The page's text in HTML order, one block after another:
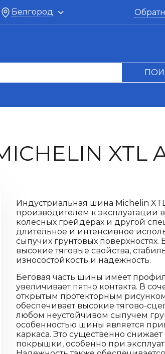
Белгород
XTL
Индустриальная шина Michelin
производителем к эксплуатации
колесных грейдерах и другой
длительное и интенсивное
сыпучих грунтовых поверхностях.
высокие тяговые свойства,
износостойкость и надежность.
Беговая часть шины имеет
увеличивает пятно контакта. В
открытым протекторным
обеспечивает высокие тягово-
любом неустойчивом сыпучем
особенностью шины является
каркаса. Это существенно
покрышки, особенно при